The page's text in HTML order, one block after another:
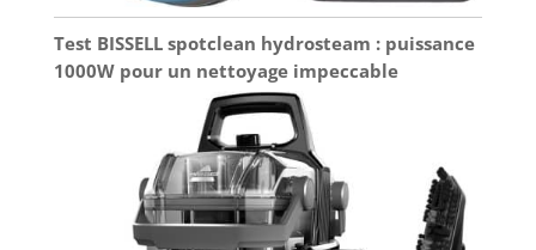
Test BISSELL spotclean hydrosteam : puissance
1000W pour un nettoyage impeccable